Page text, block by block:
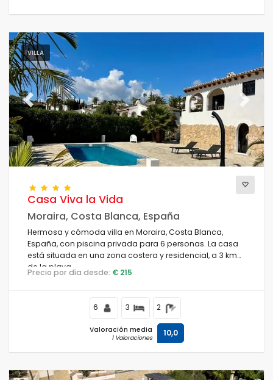
VILLA
Previous Next
Casa Viva la Vida
Moraira, Costa Blanca, España
Hermosa y cómoda villa en Moraira, Costa Blanca,
España, con piscina privada para 6 personas. La casa
está situada en una zona costera y residencial, a 3 km
de la playa.
Precio por día desde: € 215
6 3 2
Valoración media
1 Valoraciones 10,0